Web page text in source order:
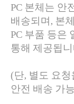
PC 본체는 안
배송되며, 본
PC 부품 등은
통해 제공됩
(단, 별도 요청
안전 배송 가